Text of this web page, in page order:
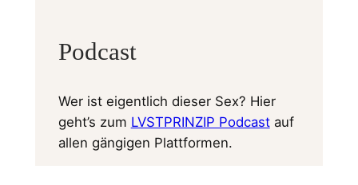
Podcast
Wer ist eigentlich dieser Sex? Hier
geht’s zum LVSTPRINZIP Podcastauf
allen gängigen Plattformen.